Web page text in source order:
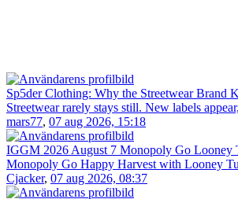
Sp5der Clothing: Why the Streetwear Brand
Streetwear rarely stays still. New labels appear,
mars77, 07 aug 2026, 15:18
IGGM 2026 August 7 Monopoly Go Looney
Monopoly Go Happy Harvest with Looney
Cjacker, 07 aug 2026, 08:37